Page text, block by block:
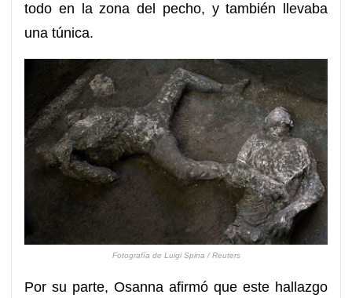
todo en la zona del pecho, y también llevaba
una túnica.
Fotografía de Luigi Spina / Reuters
Por su parte, Osanna afirmó que este hallazgo